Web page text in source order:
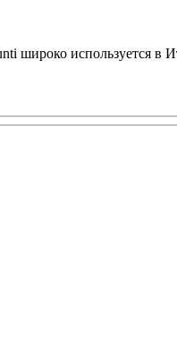
широко используется в